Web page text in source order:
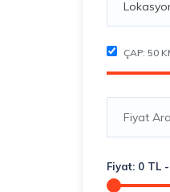
ÇAP: 50
Fiyat
Fiyat: 0 TL -